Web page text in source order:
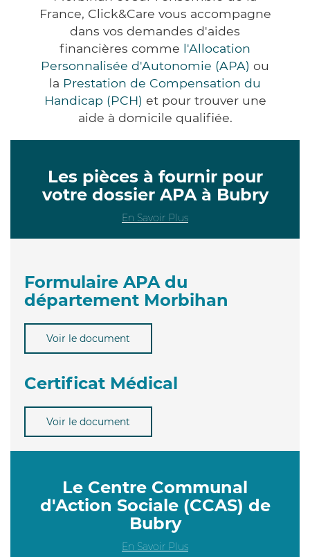
France, Click&Care vous accompagne
dans vos demandes d'aides
financières comme l'Allocation
Personnalisée d'Autonomie (APA) ou
la Prestation de Compensation du
Handicap (PCH) et pour trouver une
aide à domicile qualifiée.
Les pièces à fournir pour
votre dossier APA à Bubry
En Savoir Plus
Formulaire APA du
département Morbihan
Voir le document
Certificat Médical
Voir le document
Le Centre Communal
d'Action Sociale (CCAS) de
Bubry
En Savoir Plus